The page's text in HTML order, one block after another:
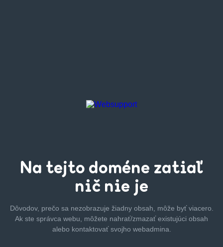
Na tejto doméne zatiaľ
nič nie je
Dôvodov, prečo sa nezobrazuje žiadny obsah, môže byťviacero.
Ak ste správca webu, môžete nahrať/zmazaťexistujúci obsah
alebo kontaktovať svojho webadmina.